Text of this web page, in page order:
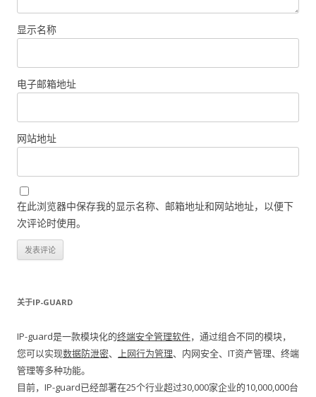
显示名称
电子邮箱地址
网站地址
在此浏览器中保存我的显示名称、邮箱地址和网站地址，以便下
次评论时使用。
关于IP-GUARD
IP-guard是一款模块化的终端安全管理软件，通过组合不同的模块，
您可以实现数据防泄密、 上网行为管理、内网安全、IT资产管理、终端
管理等多种功能。
目前，IP-guard已经部署在25个行业超过30,000家企业的10,000,000台